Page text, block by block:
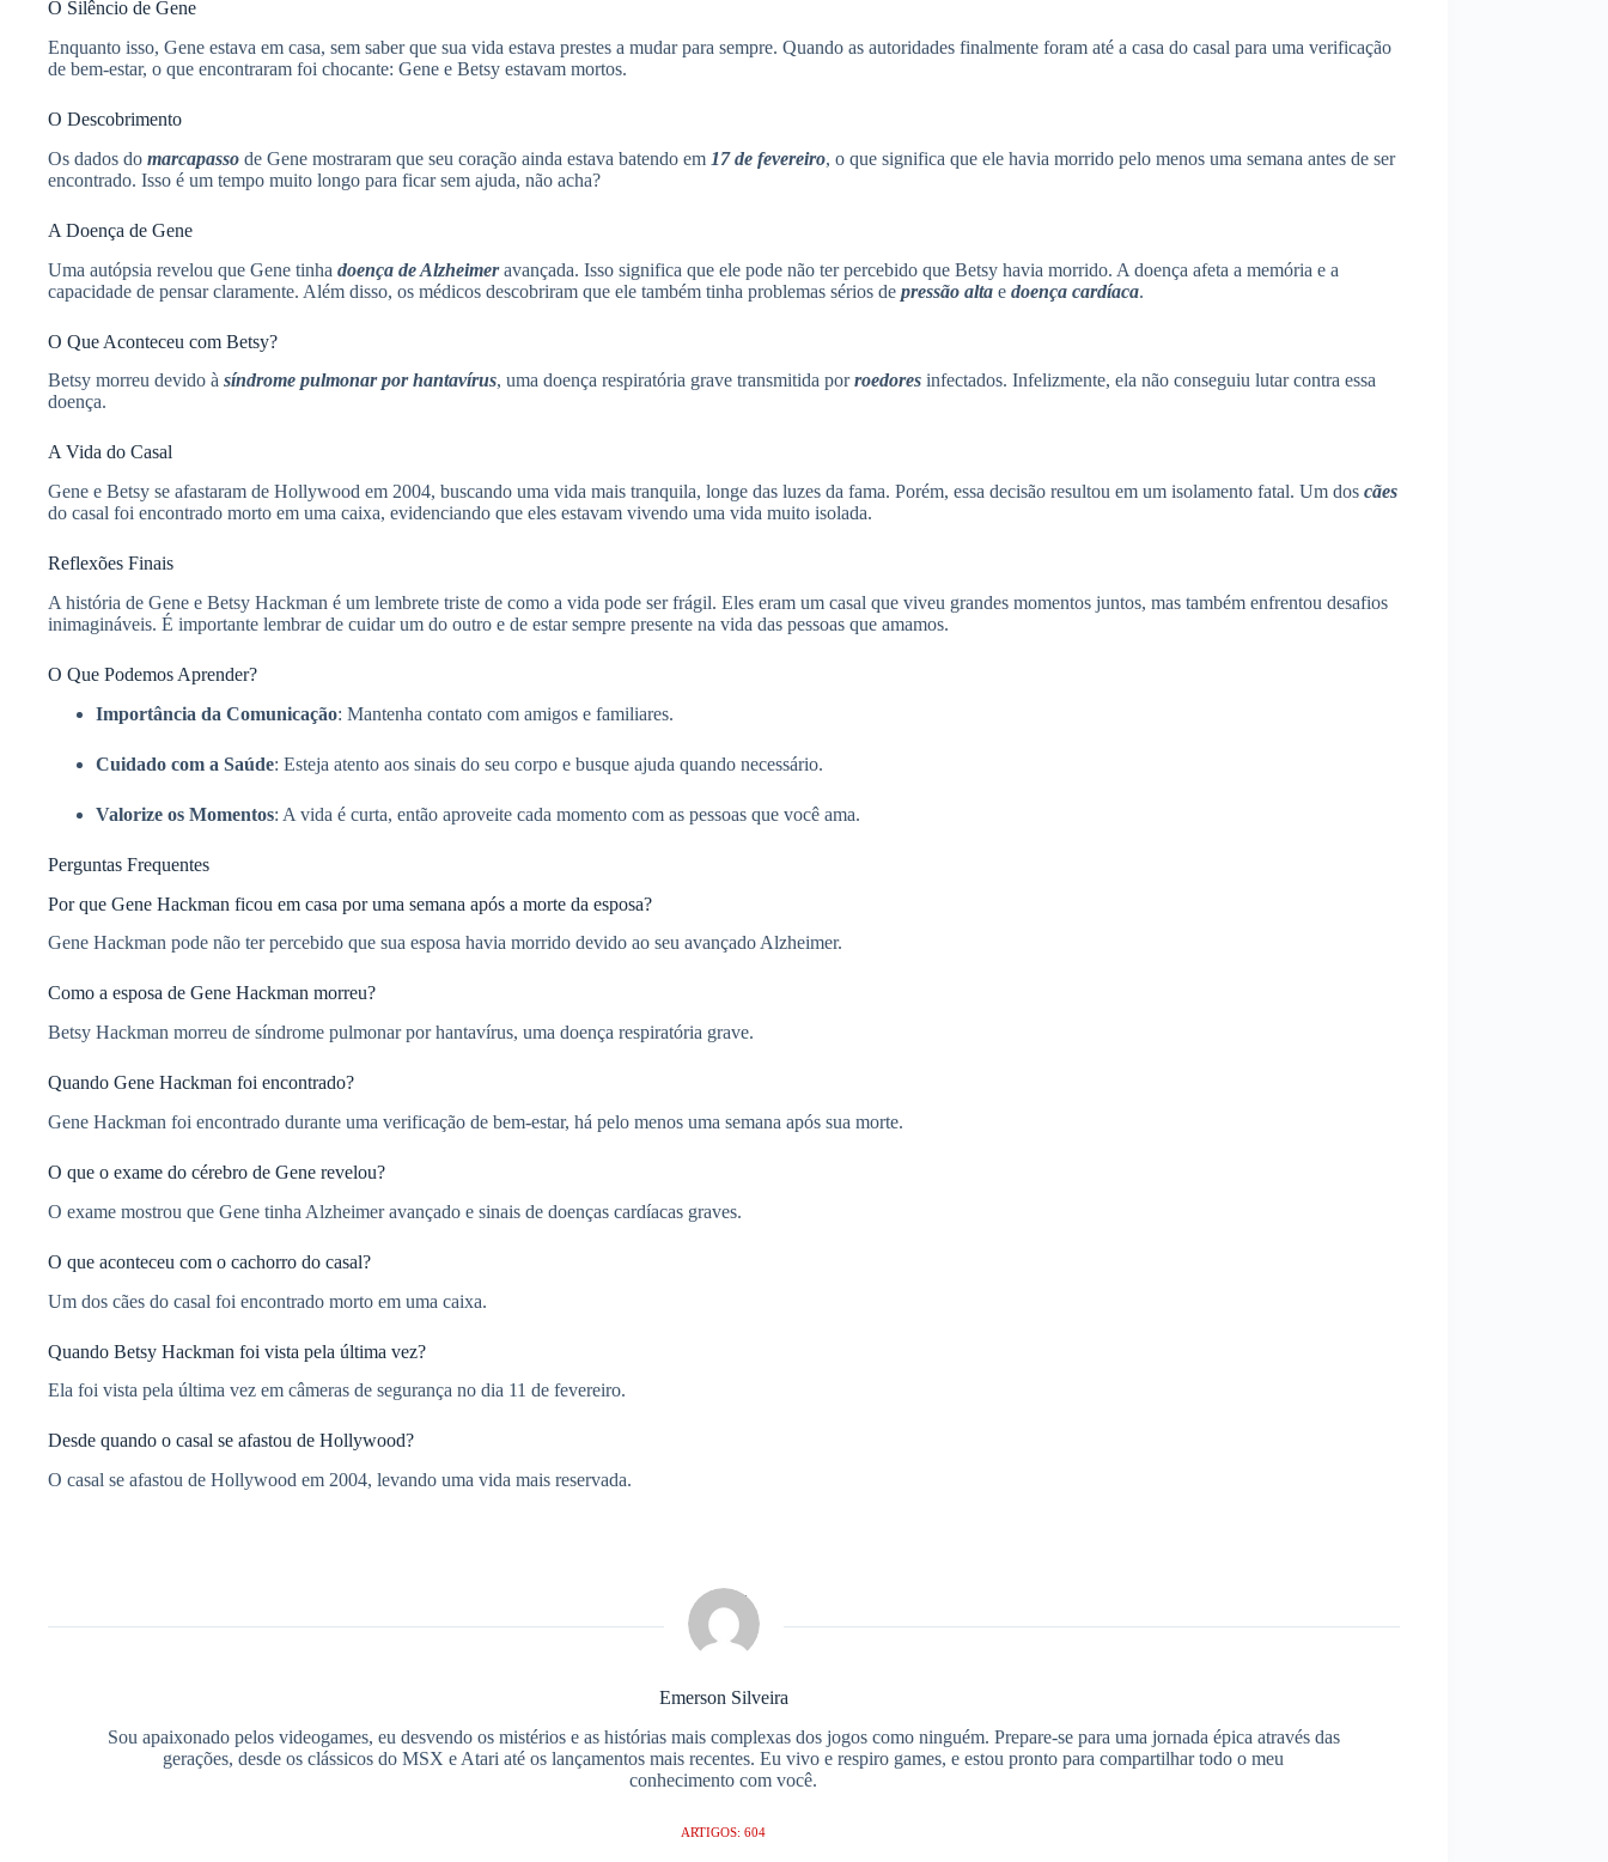
O Silêncio de Gene
Enquanto isso, Gene estava em casa, sem saber que sua vida estava prestes a mudar para sempre. Quando as autoridades finalmente foram até a casa do casal para uma verificação
de bem-estar, o que encontraram foi chocante: Gene e Betsy estavam mortos.
O Descobrimento
Os dados do marcapasso de Gene mostraram que seu coração ainda estava batendo em 17 de fevereiro, o que significa que ele havia morrido pelo menos uma semana antes de ser
encontrado. Isso é um tempo muito longo para ficar sem ajuda, não acha?
A Doença de Gene
Uma autópsia revelou que Gene tinha doença de Alzheimeravançada. Isso significa que ele pode não ter percebido que Betsy havia morrido. A doença afeta a memória e a
capacidade de pensar claramente. Além disso, os médicos descobriram que ele também tinha problemas sérios de pressão alta e doença cardíaca.
O Que Aconteceu com Betsy?
Betsy morreu devido à síndrome pulmonar por hantavírus, uma doença respiratória grave transmitida porroedores infectados. Infelizmente, ela não conseguiu lutar contra essa
doença.
A Vida do Casal
Gene e Betsy se afastaram de Hollywood em 2004, buscando uma vida mais tranquila, longe das luzes da fama. Porém, essa decisão resultou em um isolamento fatal. Um dos cães
do casal foi encontrado morto em uma caixa, evidenciando que eles estavam vivendo uma vida muito isolada.
Reflexões Finais
A história de Gene e Betsy Hackman é um lembrete triste de como a vida pode ser frágil. Eles eram um casal que viveu grandes momentos juntos, mas também enfrentou desafios
inimagináveis. É importante lembrar de cuidar um do outro e de estar sempre presente na vida das pessoas que amamos.
O Que Podemos Aprender?
Importância da Comunicação: Mantenha contato com amigos e familiares.
Cuidado com a Saúde: Esteja atento aos sinais do seu corpo e busque ajuda quando necessário.
Valorize os Momentos: A vida é curta, então aproveite cada momento com as pessoas que você ama.
Perguntas Frequentes
Por que Gene Hackman ficou em casa por uma semana após a morte da esposa?
Gene Hackman pode não ter percebido que sua esposa havia morrido devido ao seu avançado Alzheimer.
Como a esposa de Gene Hackman morreu?
Betsy Hackman morreu de síndrome pulmonar por hantavírus, uma doença respiratória grave.
Quando Gene Hackman foi encontrado?
Gene Hackman foi encontrado durante uma verificação de bem-estar, há pelo menos uma semana após sua morte.
O que o exame do cérebro de Gene revelou?
O exame mostrou que Gene tinha Alzheimer avançado e sinais de doenças cardíacas graves.
O que aconteceu com o cachorro do casal?
Um dos cães do casal foi encontrado morto em uma caixa.
Quando Betsy Hackman foi vista pela última vez?
Ela foi vista pela última vez em câmeras de segurança no dia 11 de fevereiro.
Desde quando o casal se afastou de Hollywood?
O casal se afastou de Hollywood em 2004, levando uma vida mais reservada.
Emerson Silveira
Sou apaixonado pelos videogames, eu desvendo os mistérios e as histórias mais complexas dos jogos como ninguém. Prepare-se para uma jornada épica através das
gerações, desde os clássicos do MSX e Atari até os lançamentos mais recentes. Eu vivo e respiro games, e estou pronto para compartilhar todo o meu
conhecimento com você.
ARTIGOS: 604